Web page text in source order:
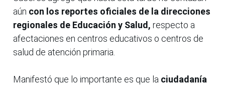
aún con los reportes oficiales de la direcciones
regionales de Educación y Salud, respecto a
afectaciones en centros educativos o centros de
salud de atención primaria.
Manifestó que lo importante es que la ciudadanía